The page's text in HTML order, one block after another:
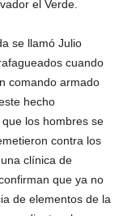
el Verde.
se llamó Julio
cuando
comando armado
hecho
los hombres se
contra los
clínica de
que ya no
de elementos de la